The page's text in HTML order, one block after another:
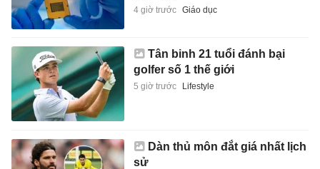
4 giờ trước Giáo dục
Tân binh 21 tuổi đánh bại
golfer số 1 thế giới
5 giờ trước Lifestyle
Dàn thủ môn đắt giá nhất lịch
sử